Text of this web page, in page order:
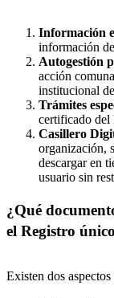
Información
información
Autogestión
acción
institucional
Trámites
certificado del
Casillero
organización,
descargar en
usuario sin
¿Qué
el Registro
Existen dos